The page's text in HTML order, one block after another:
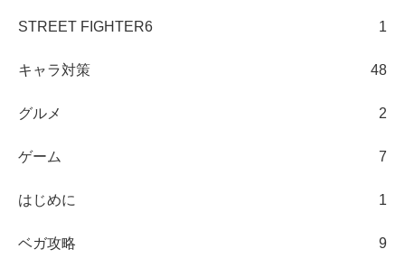
STREET FIGHTER6 1
キャラ対策 48
グルメ 2
ゲーム 7
はじめに 1
ベガ攻略 9